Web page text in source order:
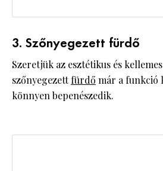
3. Szőnyegezett fürdő
Szeretjük az esztétikus és
szőnyegezettfürdő már a funkció
könnyen bepenészedik.